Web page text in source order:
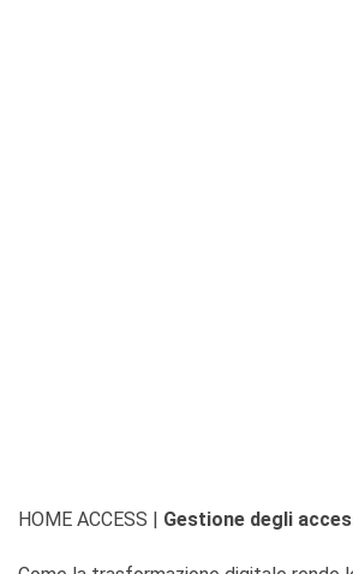
HOME ACCESS | Gestione degli